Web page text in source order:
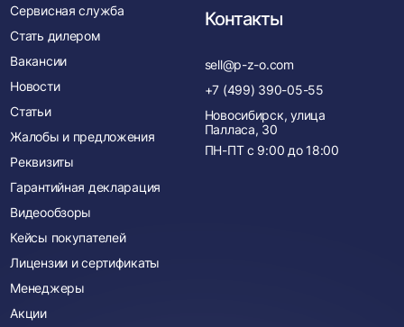
Сервисная служба
Стать дилером
Вакансии
Новости
Статьи
Жалобы и предложения
Реквизиты
Гарантийная декларация
Видеообзоры
Кейсы покупателей
Лицензии и сертификаты
Менеджеры
Акции
Контакты
sell@p-z-o.com
+7 (499) 390-05-55
Новосибирск, улица
Палласа, 30
ПН-ПТ с 9:00 до 18:00